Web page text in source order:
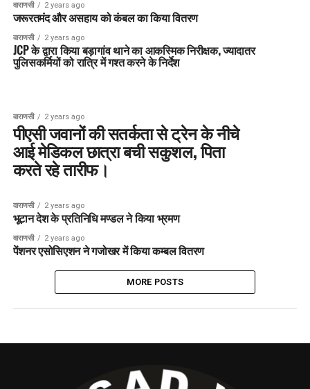
वाराणसी 2 years ago
जरूरतमंद और असहाय को कंबल का किया वितरण
वाराणसी 2 years ago
JCP के द्वारा किया बड़ागांव थाने का आकस्मिक निरीक्षक, ज्यादातर
पुलिसकर्मियों को रात्रि में गश्त करने के निर्देश
वाराणसी 2 years ago
पीएसी जवानों की सतर्कता से ट्रेन के नीचे
आई मेडिकल छात्रा बची सकुशल, पिता
करते रहे तारीफ।
वाराणसी 2 years ago
भूटान देश के प्रतिनिधि मण्डल ने किया भ्रमण
वाराणसी 2 years ago
पेंशनर एसोसिएशन ने गजोखर में किया कम्बल वितरण
MORE POSTS